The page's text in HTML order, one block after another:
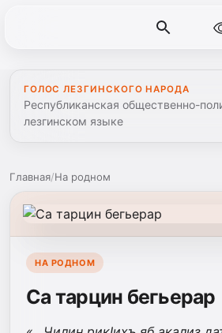
ГОЛОС ЛЕЗГИНСКОГО НАРОДА
Республиканская общественно-
лезгинском языке
Главная/На родном
НА РОДНОМ
Са тарцин бегьерар